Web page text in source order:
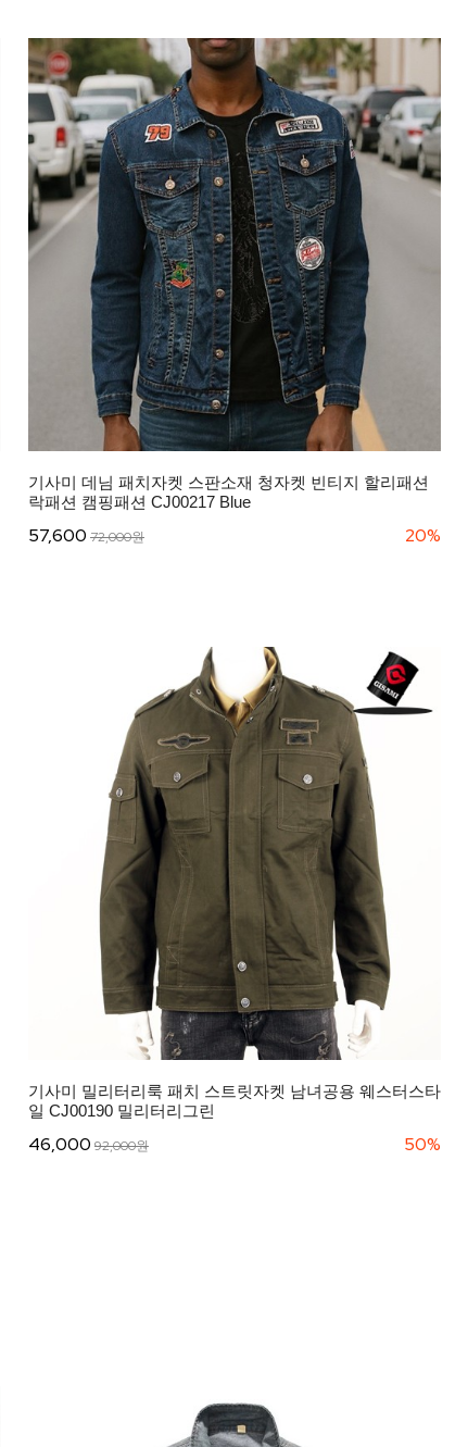
기사미 데님 패치자켓 스판소재 청자켓 빈티지 할리패션
락패션 캠핑패션 CJ00217 Blue
57,600 72,000원 20%
기사미 밀리터리룩 패치 스트릿자켓 남녀공용 웨스터스타
일 CJ00190 밀리터리그린
46,000 92,000원 50%